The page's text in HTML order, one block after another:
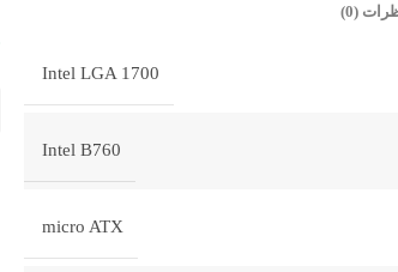
(0)
Intel LGA 1700
Intel B760
micro ATX